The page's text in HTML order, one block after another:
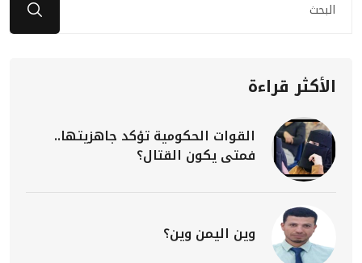
الأكثر قراءة
القوات الحكومية تؤكد جاهزيتها..
فمتى يكون القتال؟
وين اليمن وين؟